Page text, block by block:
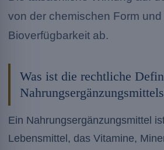
von der chemischen Form und
Bioverfügbarkeit ab.
Was ist die rechtliche
Ein Nahrungsergänzungsmittel
Lebensmittel, das Vitamine,